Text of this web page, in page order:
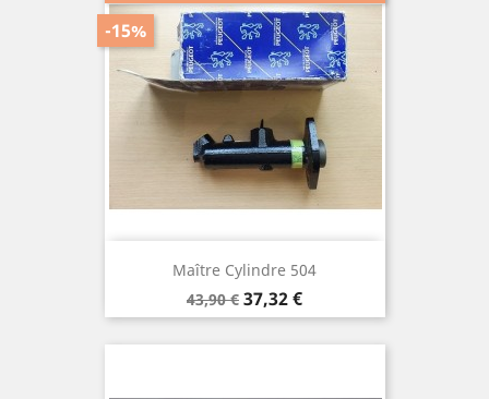
Maître Cylindre 504
Prix
de
base
43,90 €
-15%
Prix
37,32 €